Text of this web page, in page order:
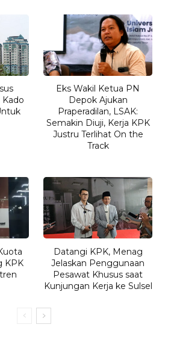
Kado
Eks Wakil Ketua PN
Depok Ajukan
Praperadilan, LSAK:
Semakin Diuji, Kerja KPK
Justru Terlihat On the
Track
KPK
Datangi KPK, Menag
Jelaskan Penggunaan
Pesawat Khusus saat
Kunjungan Kerja ke Sulsel